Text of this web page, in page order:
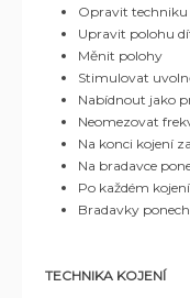
Opravit techniku
Upravit polohu
Měnit polohy
Stimulovat
Nabídnout jako
Neomezovat
Na konci kojení
Na bradavce
Po každém
Bradavky
TECHNIKA KOJENÍ